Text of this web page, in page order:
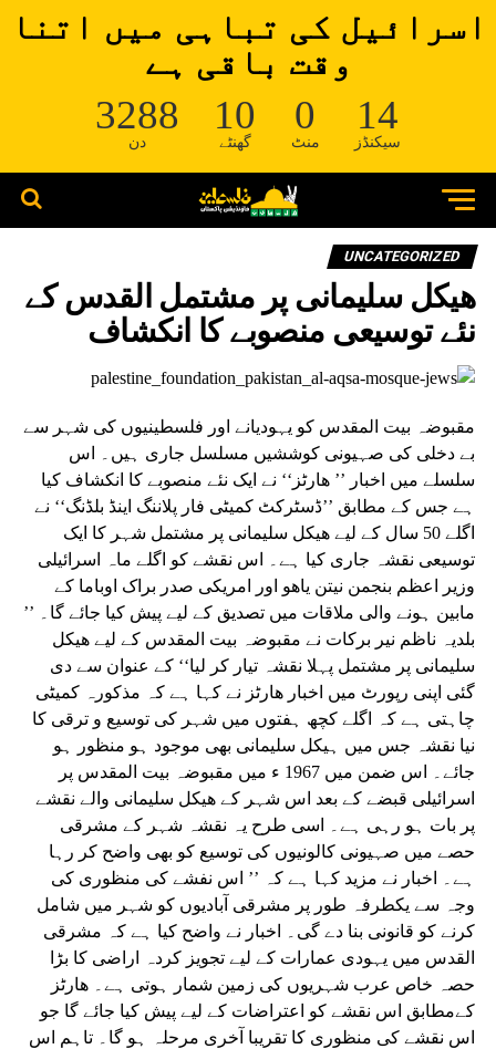
اسرائیل کی تباہی میں اتنا
وقت باقی ہے
3288
دن
10
گھنٹے
0
منٹ
14
سیکنڈز
UNCATEGORIZED
ھیکل سلیمانی پر مشتمل القدس کے
نئے توسیعی منصوبے کا انکشاف
مقبوضہ بیت المقدس کو یہودیانے اور فلسطینیوں کی شہر سے
بے دخلی کی صہیونی کوششیں مسلسل جاری ہیں۔ اس
سلسلے میں اخبار ’’ ھارٹز‘‘ نے ایک نئے منصوبے کا انکشاف کیا
ہے جس کے مطابق ’’ڈسٹرکٹ کمیٹی فار پلاننگ اینڈ بلڈنگ‘‘ نے
اگلے 50 سال کے لیے ھیکل سلیمانی پر مشتمل شہر کا ایک
توسیعی نقشہ جاری کیا ہے۔ اس نقشے کو اگلے ماہ اسرائیلی
وزیر اعظم بنجمن نیتن یاھو اور امریکی صدر براک اوباما کے
مابین ہونے والی ملاقات میں تصدیق کے لیے پیش کیا جائے گا۔ ’’
بلدیہ ناظم نیر برکات نے مقبوضہ بیت المقدس کے لیے ھیکل
سلیمانی پر مشتمل پہلا نقشہ تیار کر لیا‘‘ کے عنوان سے دی
گئی اپنی رپورٹ میں اخبار ھارٹز نے کہا ہے کہ مذکورہ کمیٹی
چاہتی ہے کہ اگلے کچھ ہفتوں میں شہر کی توسیع و ترقی کا
نیا نقشہ جس میں ہیکل سلیمانی بھی موجود ہو منظور ہو
جائے۔ اس ضمن میں 1967 ء میں مقبوضہ بیت المقدس پر
اسرائیلی قبضے کے بعد اس شہر کے ھیکل سلیمانی والے نقشے
پر بات ہو رہی ہے۔ اسی طرح یہ نقشہ شہر کے مشرقی
حصے میں صہیونی کالونیوں کی توسیع کو بھی واضح کر رہا
ہے۔ اخبار نے مزید کہا ہے کہ ’’ اس نفشے کی منظوری کی
وجہ سے یکطرفہ طور پر مشرقی آبادیوں کو شہر میں شامل
کرنے کو قانونی بنا دے گی۔ اخبار نے واضح کیا ہے کہ مشرقی
القدس میں یہودی عمارات کے لیے تجویز کردہ اراضی کا بڑا
حصہ خاص عرب شہریوں کی زمین شمار ہوتی ہے۔ ھارٹز
کےمطابق اس نقشے کو اعتراضات کے لیے پیش کیا جائے گا جو
اس نقشے کی منظوری کا تقریبا آخری مرحلہ ہو گا۔ تاہم اس